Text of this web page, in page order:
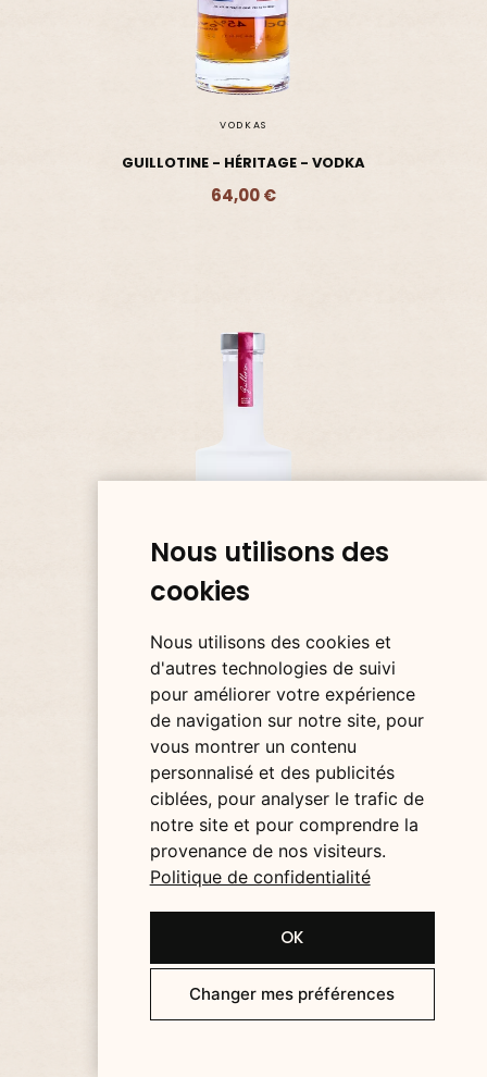
Nous utilisons des
cookies
Nous utilisons des cookies et
d'autres technologies de suivi
pour améliorer votre expérience
de navigation sur notre site, pour
vous montrer un contenu
personnalisé et des publicités
ciblées, pour analyser le trafic de
notre site et pour comprendre la
provenance de nos visiteurs.
Politique de confidentialité
OK
Changer mes préférences
VODKAS
GUILLOTINE - HÉRITAGE - VODKA
64,00 €
Ajouter - 64,00 €
VODKAS
GUILLOTINE - BLANCHE - VODKA
44,00 €
Ajouter - 44,00 €